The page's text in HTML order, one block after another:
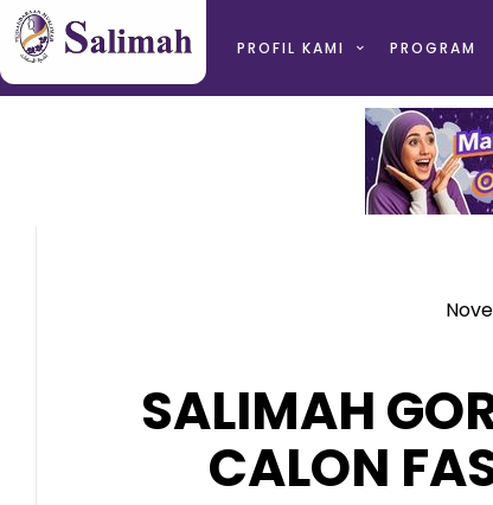
PROFIL KAMI PROGRAM
SALIMAH
CALON